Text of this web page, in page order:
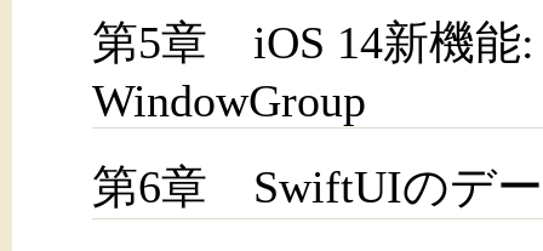
第5章 iOS 14新機能:
WindowGroup
第6章 SwiftUIのデ